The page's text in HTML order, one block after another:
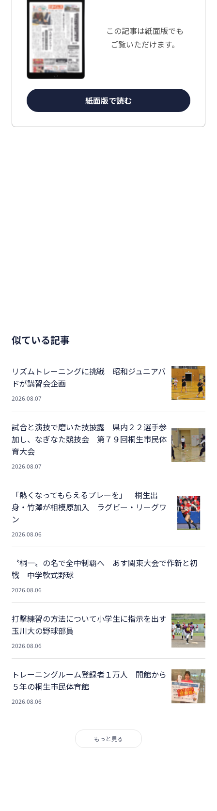
この記事は紙面版でも
ご覧いただけます。
紙面版で読む
似ている記事
リズムトレーニングに挑戦 昭和ジュニアバ
ドが講習会企画
2026.08.07
試合と演技で磨いた技披露 県内２２選手参
加し、なぎなた競技会 第７９回桐生市民体
育大会
2026.08.07
「熱くなってもらえるプレーを」 桐生出
身・竹澤が相模原加入 ラグビー・リーグワ
ン
2026.08.06
〝桐一〟の名で全中制覇へ あす関東大会で作新と初
戦 中学軟式野球
2026.08.06
打撃練習の方法について小学生に指示を出す
玉川大の野球部員
2026.08.06
トレーニングルーム登録者１万人 開館から
５年の桐生市民体育館
2026.08.06
もっと見る